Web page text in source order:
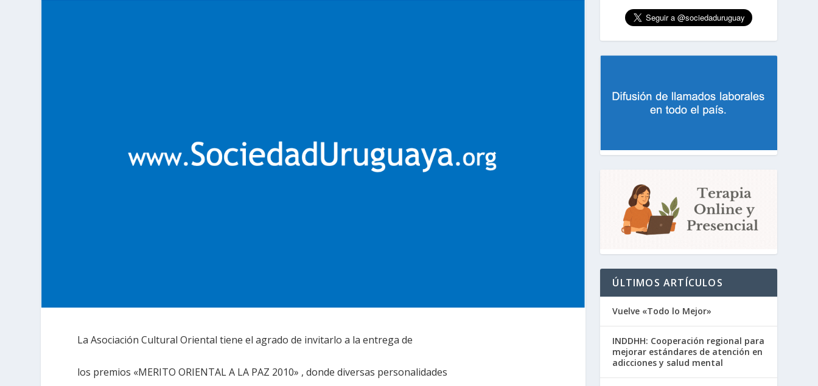
La Asociación Cultural Oriental tiene el agrado de invitarlo a la entrega de
los premios «MERITO ORIENTAL A LA PAZ 2010» , donde diversas personalidades
ÚLTIMOS ARTÍCULOS
Vuelve «Todo lo Mejor»
INDDHH: Cooperación regional para
mejorar estándares de atención en
adicciones y salud mental